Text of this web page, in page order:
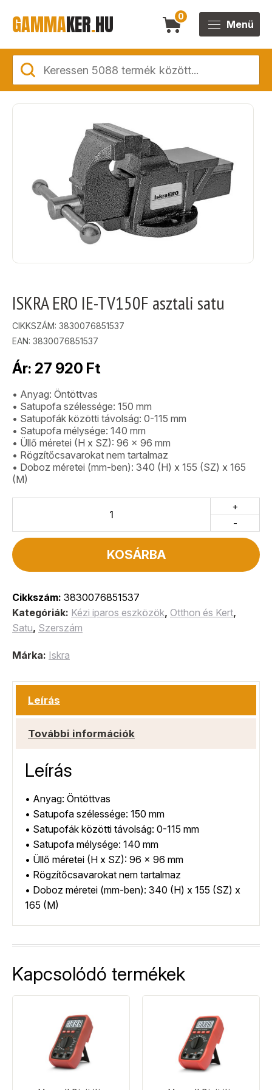
GAMMAKER.HU 0
Menü
ISKRA ERO IE-TV150F asztali satu
CIKKSZÁM: 3830076851537
EAN: 3830076851537
Ár: 27 920 Ft
• Anyag: Öntöttvas
• Satupofa szélessége: 150 mm
• Satupofák közötti távolság: 0-115 mm
• Satupofa mélysége: 140 mm
• Üllő méretei (H x SZ): 96 x 96 mm
• Rögzítőcsavarokat nem tartalmaz
• Doboz méretei (mm-ben): 340 (H) x 155 (SZ) x 165
(M)
-
+
KOSÁRBA
Cikkszám: 3830076851537
Kategóriák: Kézi iparos eszközök, Otthon és Kert,
Satu, Szerszám
Márka: Iskra
Leírás
További információk
Leírás
• Anyag: Öntöttvas
• Satupofa szélessége: 150 mm
• Satupofák közötti távolság: 0-115 mm
• Satupofa mélysége: 140 mm
• Üllő méretei (H x SZ): 96 x 96 mm
• Rögzítőcsavarokat nem tartalmaz
• Doboz méretei (mm-ben): 340 (H) x 155 (SZ) x
165 (M)
Kapcsolódó termékek